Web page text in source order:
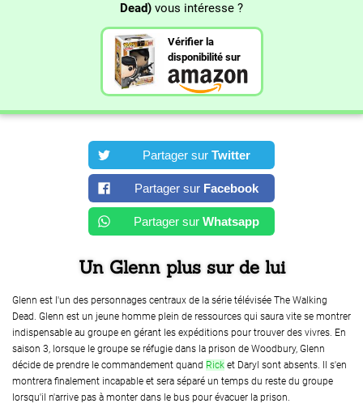
Dead) vous intéresse ?
Vérifier la
disponibilité sur
Partager sur Twitter
Partager sur Facebook
Partager sur Whatsapp
Un Glenn plus sur de lui
Glenn est l'un des personnages centraux de la série télévisée The Walking
Dead. Glenn est un jeune homme plein de ressources qui saura vite se montrer
indispensable au groupe en gérant les expéditions pour trouver des vivres. En
saison 3, lorsque le groupe se réfugie dans la prison de Woodbury, Glenn
décide de prendre le commandement quand Rick et Daryl sont absents. Il s'en
montrera finalement incapable et sera séparé un temps du reste du groupe
lorsqu'il n'arrive pas à monter dans le bus pour évacuer la prison.